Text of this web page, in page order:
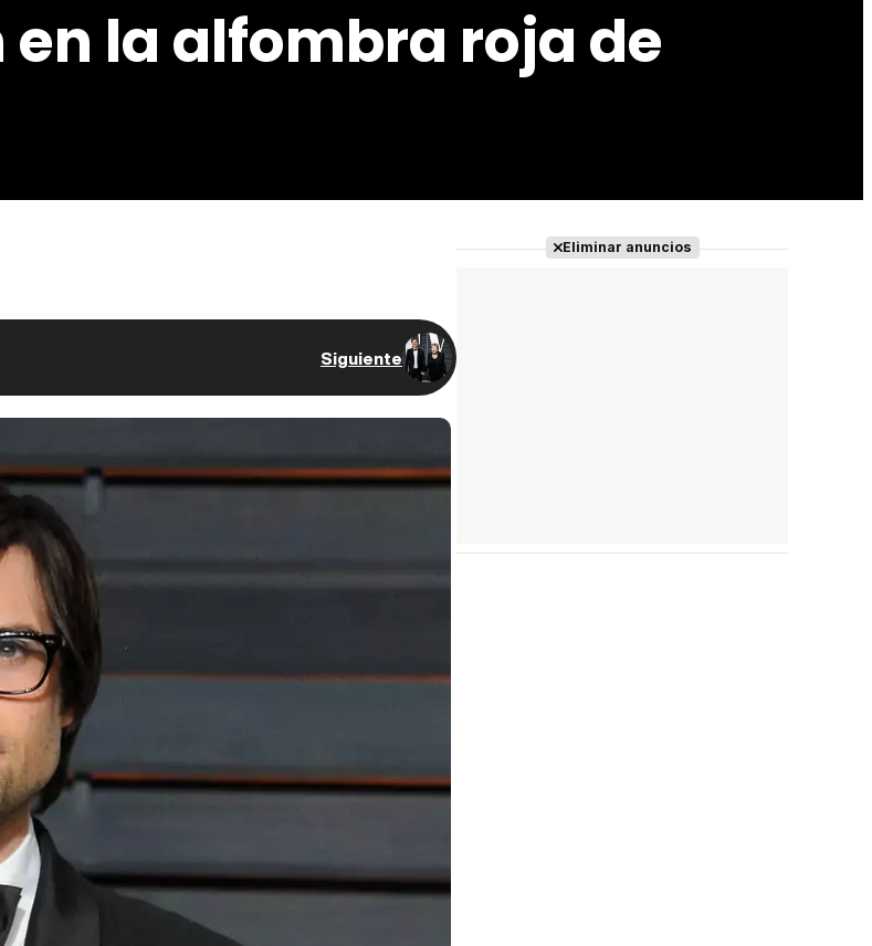
la alfombra roja de
Siguiente
Eliminar anuncios